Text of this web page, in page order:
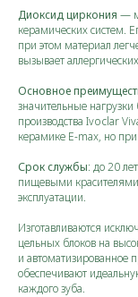
Диоксид циркония —
керамических систем.
при этом материал
вызывает
Основное
значительные
производства Ivoclar
керамике E-max, но
Срок службы: до 20
пищевыми красителями
эксплуатации.
Изготавливаются
цельных блоков на
и автоматизированное
обеспечивают
каждого зуба.